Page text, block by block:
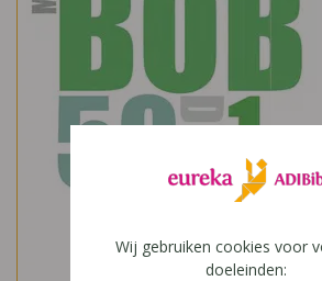
Wij gebruiken cookies voor
doeleinden: